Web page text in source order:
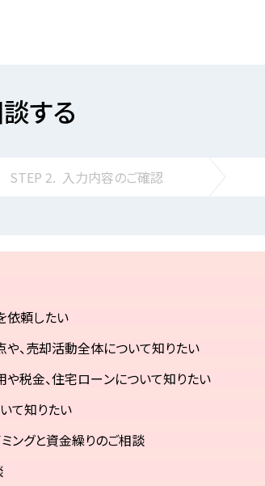
する
STEP 2. 入力内容のご確認
依頼したい
、売却活動全体について知りたい
税金、住宅ローンについて知りたい
て知りたい
ングと資金繰りのご相談